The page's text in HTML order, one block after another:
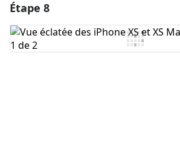
Ajouter un commentaire
Étape 8